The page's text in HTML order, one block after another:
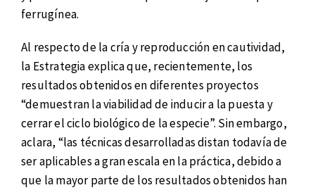
ferrugínea.
Al respecto de la cría y reproducción en cautividad,
la Estrategia explica que, recientemente, los
resultados obtenidos en diferentes proyectos
“demuestran la viabilidad de inducir a la puesta y
cerrar el ciclo biológico de la especie”. Sin embargo,
aclara, “las técnicas desarrolladas distan todavía de
ser aplicables a gran escala en la práctica, debido a
que la mayor parte de los resultados obtenidos han